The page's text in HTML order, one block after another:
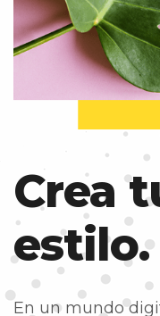
Crea
estilo.
En un mundo